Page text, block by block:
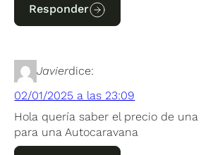
Responder
Javierdice:
02/01/2025 a las 23:09
Hola quería saber el precio de
para una Autocaravana